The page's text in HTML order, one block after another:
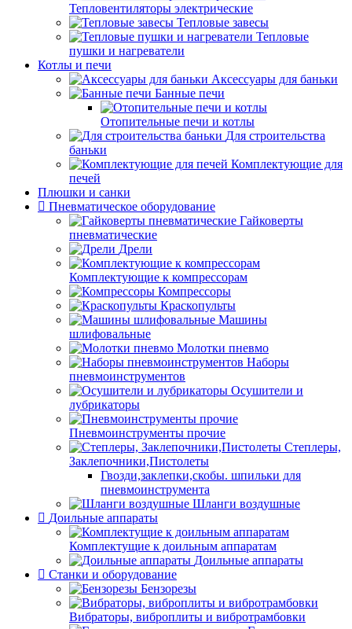
Тепловентиляторы электрические
Тепловые завесы
Тепловые
пушки и нагреватели
Котлы и печи
Аксессуары для баньки
Банные печи
Отопительные печи и котлы
Для строительства
баньки
Комплектующие для
печей
Плюшки и санки
Пневматическое оборудование
Гайковерты
пневматические
Дрели
Комплектующие к компрессорам
Компрессоры
Краскопульты
Машины
шлифовальные
Молотки пневмо
Наборы
пневмоинструментов
Осушители и
лубрикаторы
Пневмоинструменты прочие
Степлеры,
Заклепочники,Пистолеты
Гвозди,заклепки,скобы. шпильки для
пневмоинструмента
Шланги воздушные
Доильные аппараты
Комплектущие к доильным аппаратам
Доильные аппараты
Станки и оборудование
Бензорезы
Вибраторы, виброплиты и вибротрамбовки